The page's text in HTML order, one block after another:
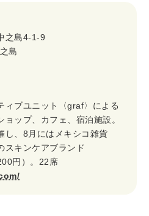
之島4-1-9
島
ィブユニット〈graf〉による
ップ、カフェ、宿泊施設。
し、8月にはメキシコ雑貨
スキンケアブランド
円）。22席